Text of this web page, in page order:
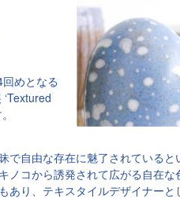
めとなる
で自由な存在に魅了されている
ノコから誘発されて広がる自在
あり、テキスタイルデザイナー